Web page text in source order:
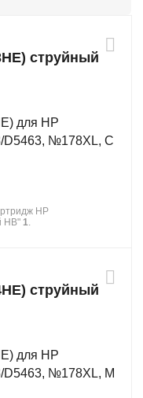
струйный
для HP
D5463, №178XL, C
HP
HB" 1.
струйный
для HP
D5463, №178XL, M